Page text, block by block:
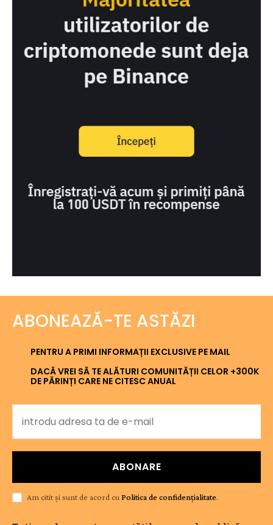
ABONEAZĂ-TE ASTĂZI
PENTRU A PRIMI INFORMAȚII EXCLUSIVE PE MAIL
DACĂ VREI SĂ TE ALĂTURI COMUNITĂȚII CELOR +300K
DE PĂRINȚI CARE NE CITESC ANUAL
ABONARE
Am citit și sunt de acord cuPolitica de confidențialitate.